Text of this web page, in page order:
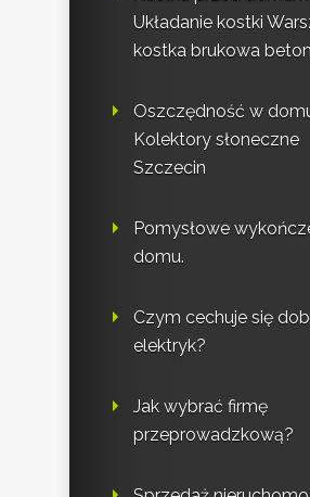
Układanie kostki
kostka brukowa
Oszczędność w
Kolektory słoneczne
Szczecin
Pomysłowe
domu.
Czym cechuje się
elektryk?
Jak wybrać firmę
przeprowadzkową?